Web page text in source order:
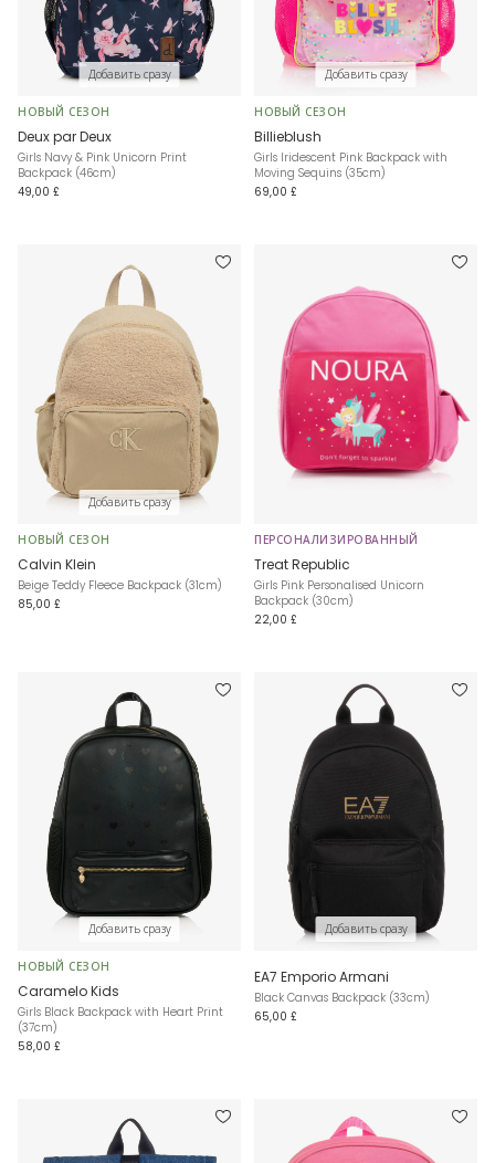
Добавить сразу
НОВЫЙ СЕЗОН
Deux par Deux
Girls Navy & Pink Unicorn Print
Backpack (46cm)
49,00 £
Добавить сразу
НОВЫЙ СЕЗОН
Billieblush
Girls Iridescent Pink Backpack with
Moving Sequins (35cm)
69,00 £
Добавить сразу
НОВЫЙ СЕЗОН
Calvin Klein
Beige Teddy Fleece Backpack (31cm)
85,00 £
ПЕРСОНАЛИЗИРОВАННЫЙ
Treat Republic
Girls Pink Personalised Unicorn
Backpack (30cm)
22,00 £
Добавить сразу
НОВЫЙ СЕЗОН
Caramelo Kids
Girls Black Backpack with Heart Print
(37cm)
58,00 £
Добавить сразу
EA7 Emporio Armani
Black Canvas Backpack (33cm)
65,00 £